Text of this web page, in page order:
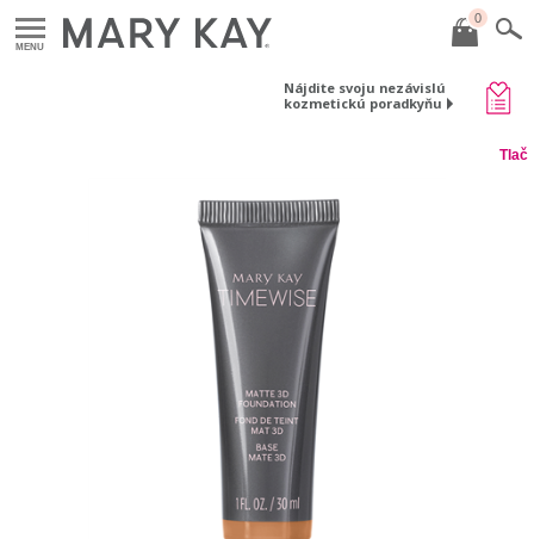
MENU
0
Nájdite svoju nezávislú
kozmetickú poradkyňu
Tlač